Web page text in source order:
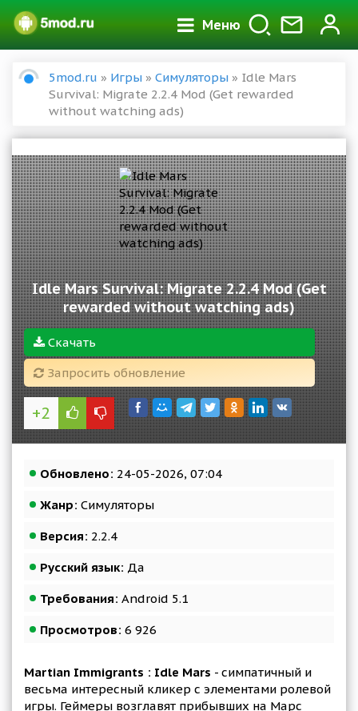
Меню
5mod.ru » Игры » Симуляторы » Idle Mars
Survival: Migrate 2.2.4 Mod (Get rewarded
without watching ads)
Idle Mars Survival: Migrate 2.2.4 Mod (Get
rewarded without watching ads)
Скачать
Запросить обновление
+2
Обновлено: 24-05-2026, 07:04
Жанр: Симуляторы
Версия: 2.2.4
Русский язык: Да
Требования: Android 5.1
Просмотров: 6 926
Martian Immigrants : Idle Mars - симпатичный и
весьма интересный кликер с элементами ролевой
игры. Геймеры возглавят прибывших на Марс